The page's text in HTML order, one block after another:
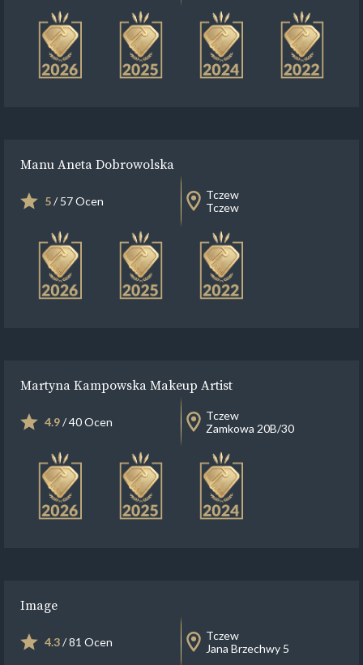
Manu Aneta Dobrowolska
5/ 57 Ocen
Tczew
Tczew
Martyna Kampowska Makeup Artist
4.9/ 40 Ocen
Tczew
Zamkowa 20B/30
Image
4.3/ 81 Ocen
Tczew
Jana Brzechwy 5